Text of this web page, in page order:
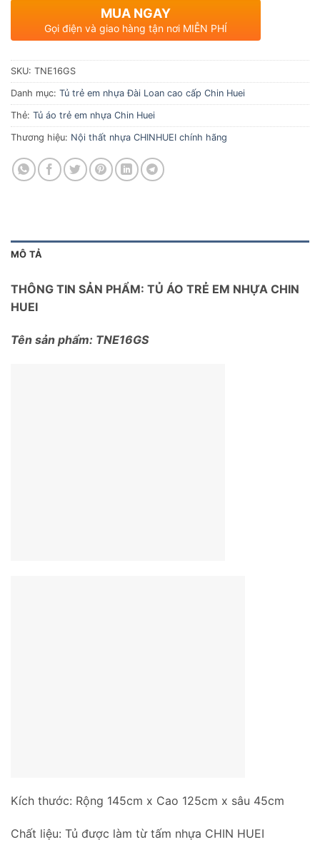
MUA NGAY
Gọi điện và giao hàng tận nơi MIỄN PHÍ
SKU: TNE16GS
Danh mục: Tủ trẻ em nhựa Đài Loan cao cấp Chin Huei
Thẻ: Tủ áo trẻ em nhựa Chin Huei
Thương hiệu: Nội thất nhựa CHINHUEI chính hãng
MÔ TẢ
THÔNG TIN SẢN PHẨM: TỦ ÁO TRẺ EM NHỰA CHIN
HUEI
Tên sản phẩm: TNE16GS
Kích thước: Rộng 145cm x Cao 125cm x sâu 45cm
Chất liệu: Tủ được làm từ tấm nhựa CHIN HUEI